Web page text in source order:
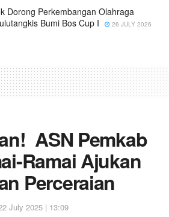
Dorong Perkembangan Olahraga
Bumi Bos Cup I
26 JULY 2026
ASN Pemkab
Ramai Ajukan
Perceraian
July 2025 | 13:09